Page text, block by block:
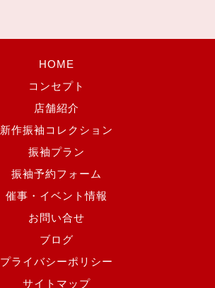
HOME
コンセプト
店舗紹介
新作振袖コレクション
振袖プラン
振袖予約フォーム
催事・イベント情報
お問い合せ
ブログ
プライバシーポリシー
サイトマップ